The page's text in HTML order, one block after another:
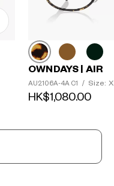
OWNDAYS | AIR
AU2106A-4A C1 / Size:
HK$1,080.00